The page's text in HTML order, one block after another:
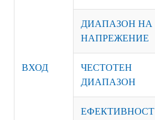
ВХОД
ДИАПАЗОН НА
НАПРЕЖЕНИЕ
ЧЕСТОТЕН
ДИАПАЗОН
ЕФЕКТИВНОСТ